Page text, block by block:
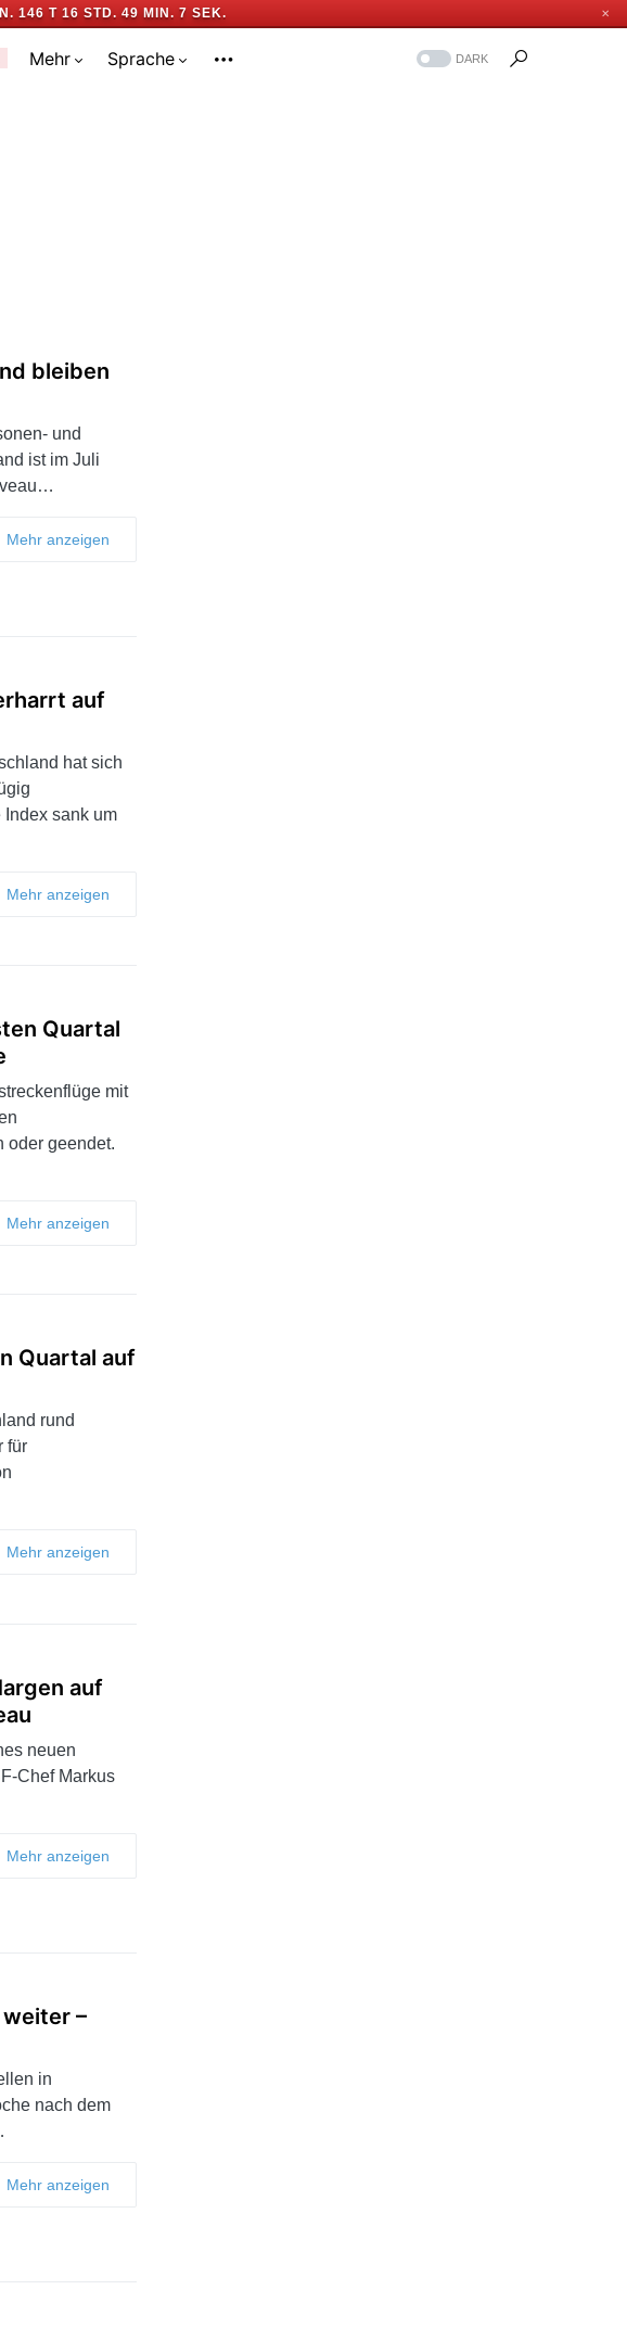
146 T 16 STD. 49 MIN. 6 SEK. ✕
Mehr Sprache DARK
bleiben
und
ist im Juli
Mehr anzeigen
auf
hat sich
sank um
Mehr anzeigen
Quartal
mit
oder geendet.
Mehr anzeigen
Quartal auf
rund
für
Mehr anzeigen
auf
neuen
Chef Markus
Mehr anzeigen
–
in
nach dem
Mehr anzeigen